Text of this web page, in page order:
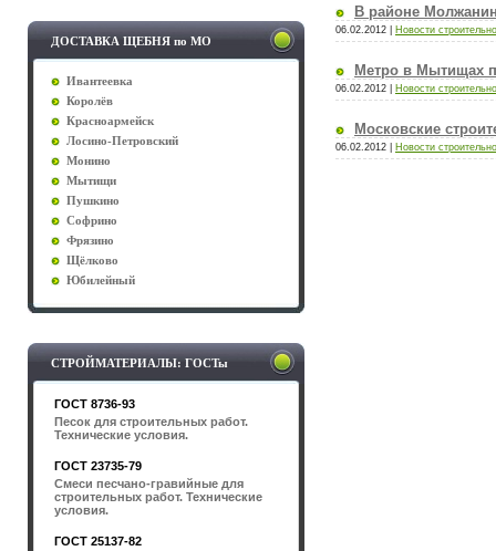
ДОСТАВКА ЩЕБНЯ по МО
Ивантеевка
Королёв
Красноармейск
Лосино-Петровский
Монино
Мытищи
Пушкино
Софрино
Фрязино
Щёлково
Юбилейный
СТРОЙМАТЕРИАЛЫ: ГОСТы
ГОСТ 8736-93
Песок для строительных работ.
Технические условия.
ГОСТ 23735-79
Смеси песчано-гравийные для
строительных работ. Технические
условия.
ГОСТ 25137-82
В районе
06.02.2012 Новости
Метро в Мытищах
06.02.2012 Новости
Московские
06.02.2012 Новости